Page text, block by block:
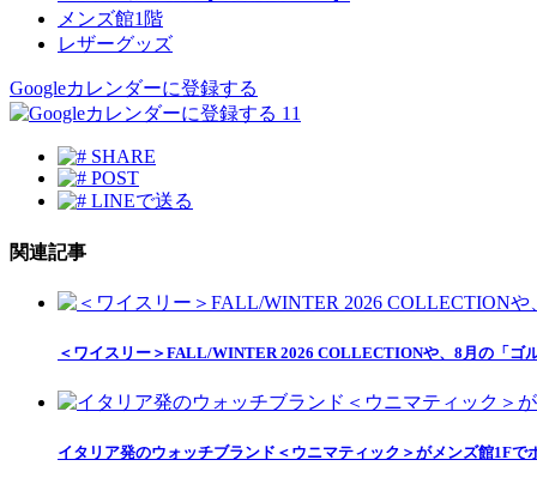
メンズ館1階
レザーグッズ
Googleカレンダーに登録する
11
SHARE
POST
LINEで送る
関連記事
＜ワイスリー＞FALL/WINTER 2026 COLLECTIONや、8月の「ゴ
イタリア発のウォッチブランド＜ウニマティック＞がメンズ館1F